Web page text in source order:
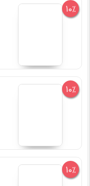
10%
10%
10%